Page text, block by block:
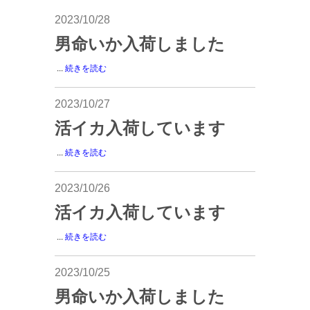
2023/10/28
男命いか入荷しました
... 続きを読む
2023/10/27
活イカ入荷しています
... 続きを読む
2023/10/26
活イカ入荷しています
... 続きを読む
2023/10/25
男命いか入荷しました